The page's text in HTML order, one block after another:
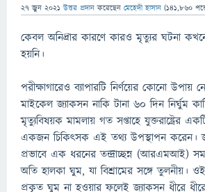
27 জুন 2021 উত্তর প্রদান করেছেন মেহেদী হাসান (141,860
কেবল অনিদ্রার কারণে কারও মৃত্যুর ঘটনা
হয়নি।
পরীক্ষাগারেও ব্যাপারটি নির্ণয়ের কোনো উপায়
মাইকেল জ্যাকসন নাকি টানা ৬০ দিন নির্ঘুম
মৃত্যুবিষয়ক মামলায় গত সপ্তাহে যুক্তরাষ্ট্রের
একজন চিকিৎসক এই তথ্য উপস্থাপন করেন।
প্রভাবে এক ধরনের তন্দ্রাচ্ছন্ন (আরএমআই)
অতি হালকা ঘুম, যা বিশ্রামের সঙ্গে তুলনীয়।
প্রকৃত ঘুম না হওয়ার ফলেই জ্যাকসন ধীরে